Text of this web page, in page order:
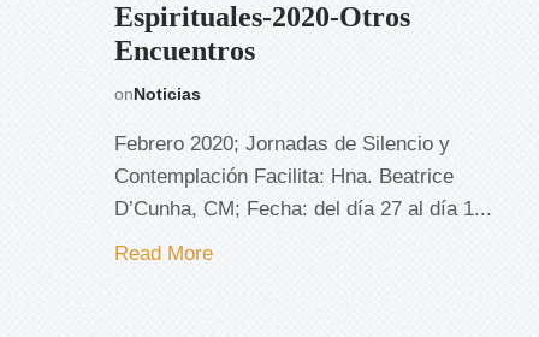
Espirituales-2020-Otros
Encuentros
onNoticias
Febrero 2020; Jornadas de Silencio y
Contemplación Facilita: Hna. Beatrice
D’Cunha, CM; Fecha: del día 27 al día 1...
Read More